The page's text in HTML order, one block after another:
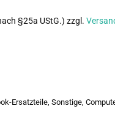
§25a UStG.) zzgl.
Ersatzteile,Sonstige,